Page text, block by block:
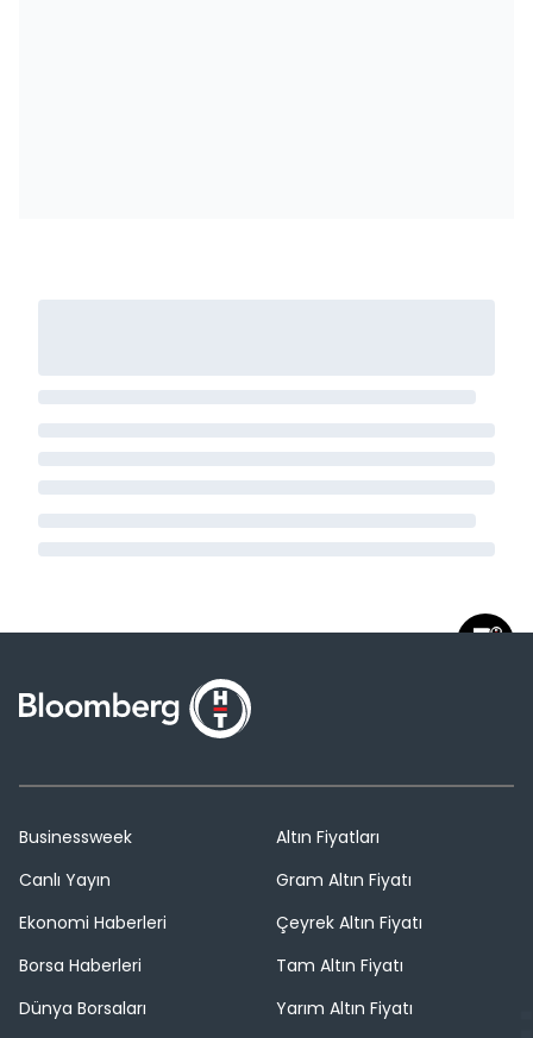
Businessweek
Canlı Yayın
Ekonomi Haberleri
Borsa Haberleri
Dünya Borsaları
Altın Fiyatları
Gram Altın Fiyatı
Çeyrek Altın Fiyatı
Tam Altın Fiyatı
Yarım Altın Fiyatı